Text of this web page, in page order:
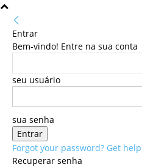
Entrar
Bem-vindo! Entre na sua conta
seu usuário
sua senha
Forgot your password? Get help
Recuperar senha